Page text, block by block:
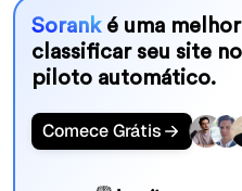
Sorank é uma
classificar seu site
piloto automático.
Comece Grátis